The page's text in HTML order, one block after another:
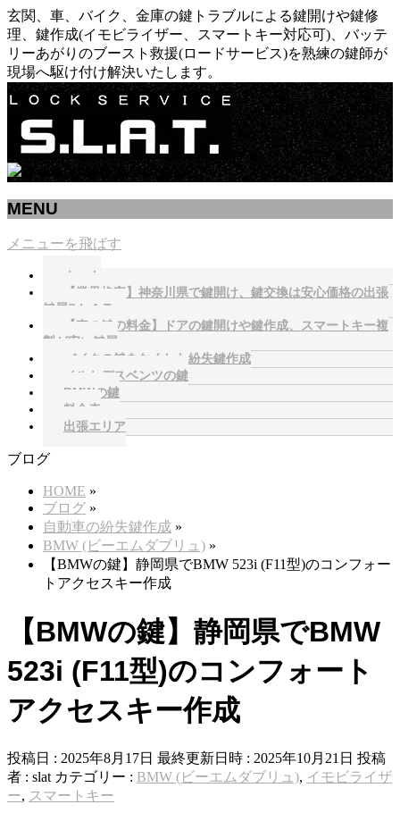
玄関、車、バイク、金庫の鍵トラブルによる鍵開けや鍵修
理、鍵作成(イモビライザー、スマートキー対応可)、バッテ
リーあがりのブースト救援(ロードサービス)を熟練の鍵師が
現場へ駆け付け解決いたします。
MENU
メニューを飛ばす
ホーム
【業界格安】神奈川県で鍵開け、鍵交換は安心価格の出張
鍵屋S.L.A.T.へ
【車の鍵の料金】ドアの鍵開けや鍵作成、スマートキー複
製が安い鍵屋
バイクの鍵をなくした紛失鍵作成
メルセデスベンツの鍵
BMWの鍵
料金表
出張エリア
ブログ
HOME »
ブログ »
自動車の紛失鍵作成 »
BMW (ビーエムダブリュ) »
【BMWの鍵】静岡県でBMW 523i (F11型)のコンフォー
トアクセスキー作成
【BMWの鍵】静岡県でBMW
523i (F11型)のコンフォート
アクセスキー作成
投稿日 : 2025年8月17日 最終更新日時 : 2025年10月21日 投稿
者 : slat カテゴリー : BMW (ビーエムダブリュ), イモビライザ
ー, スマートキー